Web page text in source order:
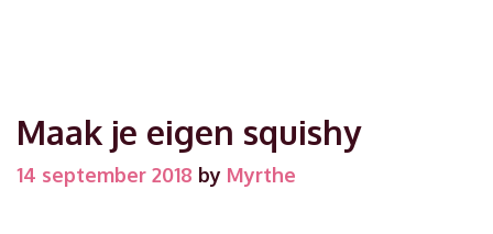
Maak je eigen squishy
14 september 2018 by Myrthe